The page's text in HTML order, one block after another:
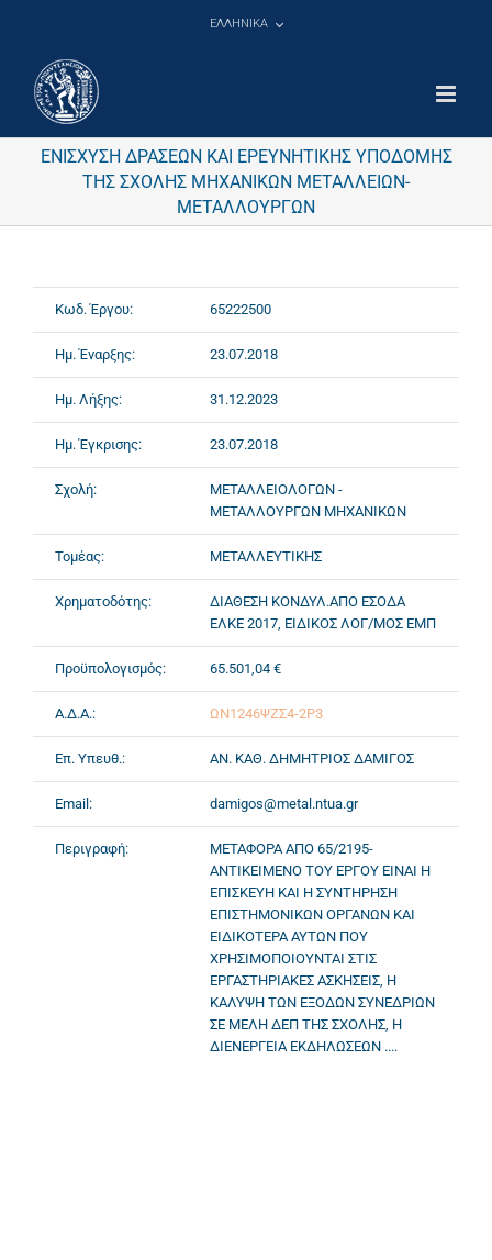
ΕΛΛΗΝΙΚΑ
ΕΝΙΣΧΥΣΗ ΔΡΑΣΕΩΝ ΚΑΙ ΕΡΕΥΝΗΤΙΚΗΣ ΥΠΟΔΟΜΗΣ
ΤΗΣ ΣΧΟΛΗΣ ΜΗΧΑΝΙΚΩΝ ΜΕΤΑΛΛΕΙΩΝ-
ΜΕΤΑΛΛΟΥΡΓΩΝ
Κωδ. Έργου: 65222500
Ημ. Έναρξης: 23.07.2018
Ημ. Λήξης: 31.12.2023
Ημ. Έγκρισης: 23.07.2018
Σχολή:
ΜΕΤΑΛΛΕΙΟΛΟΓΩΝ -
ΜΕΤΑΛΛΟΥΡΓΩΝ ΜΗΧΑΝΙΚΩΝ
Τομέας: ΜΕΤΑΛΛΕΥΤΙΚΗΣ
Χρηματοδότης:
ΔΙΑΘΕΣΗ ΚΟΝΔΥΛ.ΑΠΟ ΕΣΟΔΑ
ΕΛΚΕ 2017, ΕΙΔΙΚΟΣ ΛΟΓ/ΜΟΣ ΕΜΠ
Προϋπολογισμός: 65.501,04 €
Α.Δ.Α.: ΩΝ1246ΨΖΣ4-2Ρ3
Επ. Υπευθ.: ΑΝ. ΚΑΘ. ΔΗΜΗΤΡΙΟΣ ΔΑΜΙΓΟΣ
Email: damigos@metal.ntua.gr
Περιγραφή:
ΜΕΤΑΦΟΡΑ ΑΠΟ 65/2195-
ΑΝΤΙΚΕΙΜΕΝΟ ΤΟΥ ΕΡΓΟΥ ΕΙΝΑΙ Η
ΕΠΙΣΚΕΥΗ ΚΑΙ Η ΣΥΝΤΗΡΗΣΗ
ΕΠΙΣΤΗΜΟΝΙΚΩΝ ΟΡΓΑΝΩΝ ΚΑΙ
ΕΙΔΙΚΟΤΕΡΑ ΑΥΤΩΝ ΠΟΥ
ΧΡΗΣΙΜΟΠΟΙΟΥΝΤΑΙ ΣΤΙΣ
ΕΡΓΑΣΤΗΡΙΑΚΕΣ ΑΣΚΗΣΕΙΣ, Η
ΚΑΛΥΨΗ ΤΩΝ ΕΞΟΔΩΝ ΣΥΝΕΔΡΙΩΝ
ΣΕ ΜΕΛΗ ΔΕΠ ΤΗΣ ΣΧΟΛΗΣ, Η
ΔΙΕΝΕΡΓΕΙΑ ΕΚΔΗΛΩΣΕΩΝ ....